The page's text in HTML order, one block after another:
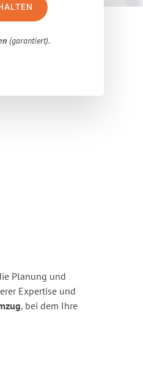
(garantiert).
Planung und
Expertise und
, bei dem Ihre